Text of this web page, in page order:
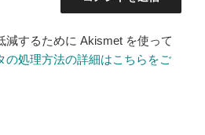
減するために Akismet を使って
の処理方法の詳細はこちらをご